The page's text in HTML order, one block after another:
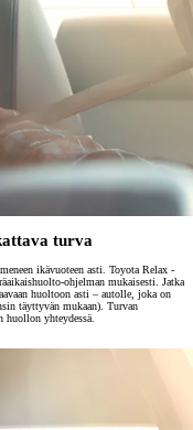
turva
ikävuoteen asti. Toyota Relax -
ohjelman mukaisesti. Jatka
huoltoon asti – autolle, joka on
täyttyvän mukaan). Turvan
yhteydessä.